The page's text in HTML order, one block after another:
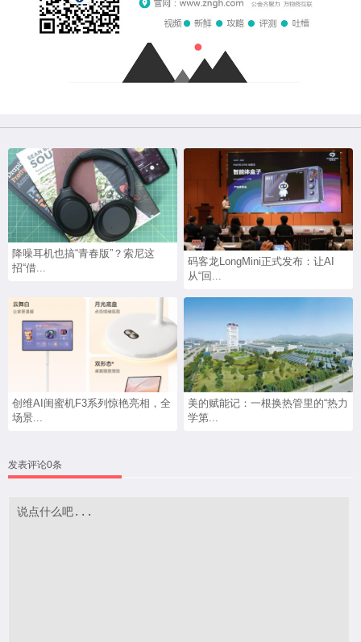
降噪耳机也搞“青春版”？索尼这
招“借...
码客龙LongMini正式发布：让AI
从“回...
创维AI闺蜜机F3系列惊艳亮相，全
场景...
美的赋能记：一根换热管里的“热力
学第...
发表评论0条